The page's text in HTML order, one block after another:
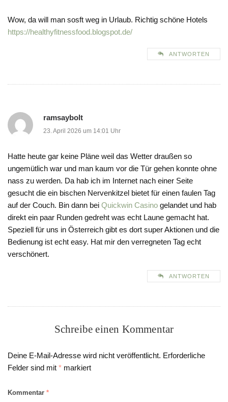
Wow, da will man sosft weg in Urlaub. Richtig schöne Hotels
https://healthyfitnessfood.blogspot.de/
ANTWORTEN
ramsaybolt
23. April 2026 um 14:01 Uhr
Hatte heute gar keine Pläne weil das Wetter draußen so
ungemütlich war und man kaum vor die Tür gehen konnte ohne
nass zu werden. Da hab ich im Internet nach einer Seite
gesucht die ein bischen Nervenkitzel bietet für einen faulen Tag
auf der Couch. Bin dann bei Quickwin Casino gelandet und hab
direkt ein paar Runden gedreht was echt Laune gemacht hat.
Speziell für uns in Österreich gibt es dort super Aktionen und die
Bedienung ist echt easy. Hat mir den verregneten Tag echt
verschönert.
ANTWORTEN
Schreibe einen Kommentar
Deine E-Mail-Adresse wird nicht veröffentlicht. Erforderliche
Felder sind mit * markiert
Kommentar *